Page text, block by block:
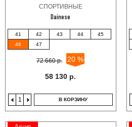
СПОРТИВНЫЕ
Dainese
41 42 43 44
45
46
47
72 660 р. 20 %
58 130 р.
В КОРЗИНУ